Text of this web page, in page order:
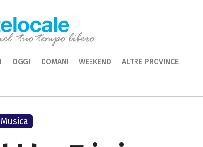
Musica
OGGI DOMANI WEEKEND ALTRE PROVINCE